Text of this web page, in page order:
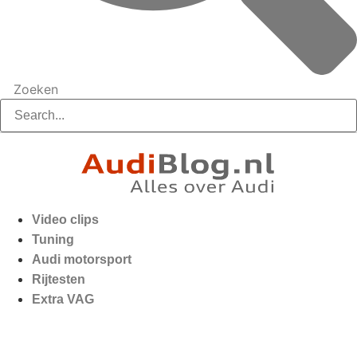
Zoeken
Video clips
Tuning
Audi motorsport
Rijtesten
Extra VAG